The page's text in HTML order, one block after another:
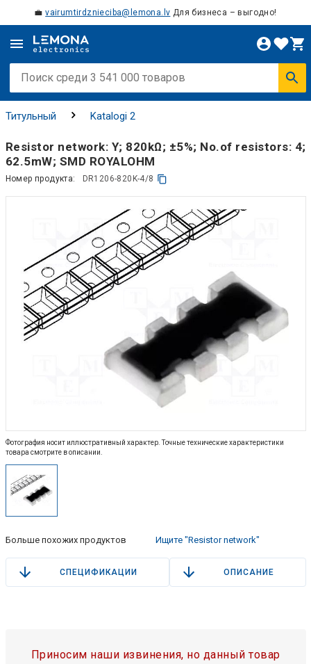
💼vairumtirdznieciba@lemona.lv Для бизнеса – выгодно!
Титульный Katalogi 2
Resistor network: Y; 820kΩ; ±5%; No.of resistors: 4;
62.5mW; SMD ROYALOHM
Номер продукта: DR1206-820K-4/8
Фотография носит иллюстративный характер. Точные технические характеристики
товара смотрите в описании.
Больше похожих продуктов Ищите "Resistor network"
СПЕЦИФИКАЦИИ ОПИСАНИЕ
Приносим наши извинения, но данный товар